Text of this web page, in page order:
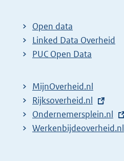
t
e
r
l
i
n
k
Open data
Linked Data Overheid
PUC Open Data
MijnOverheid.nl
E
x
t
Rijksoverheid.nl
E
x
Ondernemersplein.nl
E
Werkenbijdeoverheid.nl